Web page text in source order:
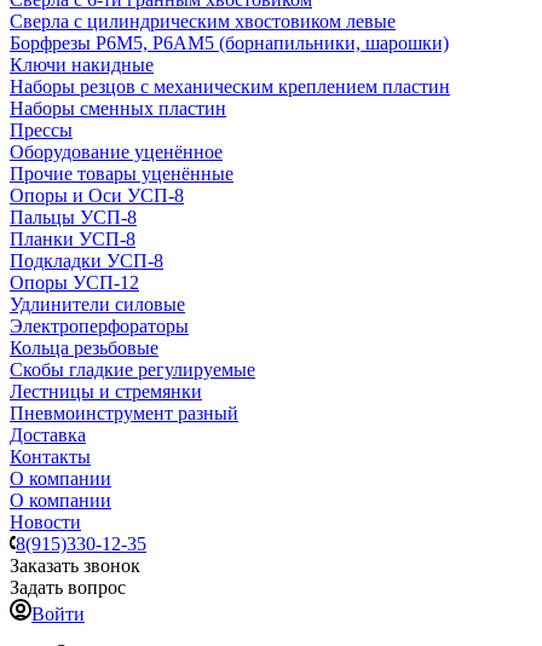
Сверла с цилиндрическим хвостовиком левые
Борфрезы Р6М5, Р6АМ5 (борнапильники, шарошки)
Ключи накидные
Наборы резцов с механическим креплением пластин
Наборы сменных пластин
Прессы
Оборудование уценённое
Прочие товары уценённые
Опоры и Оси УСП-8
Пальцы УСП-8
Планки УСП-8
Подкладки УСП-8
Опоры УСП-12
Удлинители силовые
Электроперфораторы
Кольца резьбовые
Скобы гладкие регулируемые
Лестницы и стремянки
Пневмоинструмент разный
Доставка
Контакты
О компании
О компании
Новости
8(915)330-12-35
Заказать звонок
Задать вопрос
Войти